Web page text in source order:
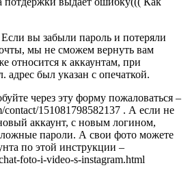
вы забыли пароль и потеряли
мы не сможем вернуть вам
относится к аккаунтам, при
адрес был указан с опечаткой.
через эту форму пожаловаться –
contact/151081798582137 . А если не
аккаунт, с новым логином,
пароли. А свои фото можете
по этой инструкции –
foto-i-video-s-instagram.html